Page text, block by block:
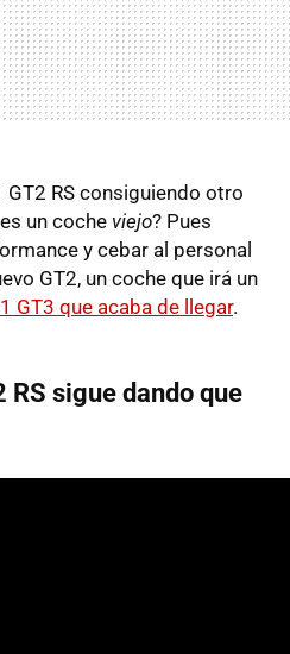
GT2 RS consiguiendo otro
un coche viejo? Pues
y cebar al personal
GT2, un coche que irá un
GT3 que acaba de llegar.
RS sigue dando que